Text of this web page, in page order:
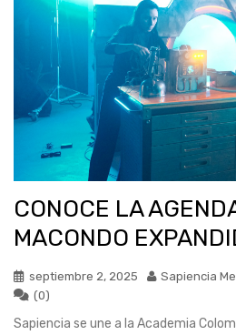
CONOCE LA
MACONDO
septiembre 2, 2025 Sapiencia
(0)
Sapiencia se une a la Academia